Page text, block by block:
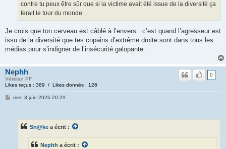
contre tu peux être sûr que si la victime avait été issue de la diversité ça
ferait le tour du monde.
Je crois que ton cerveau est câblé à l’envers : c’est quand l’agresseur est
issu de la diversité que tes copains d’extrême droite sont dans tous les
médias pour s’indigner de l’insécurité galopante.
Nephh
Vétéran PF
Likes reçus : 369 / Likes donnés : 126
0
mer. 3 juin 2026 20:29
Sn@ke a écrit :
Nephh a écrit :